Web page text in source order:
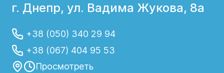
г. Днепр, ул. Вадима Жукова, 8а
+38 (050) 340 29 94
+38 (067) 404 95 53
Просмотреть